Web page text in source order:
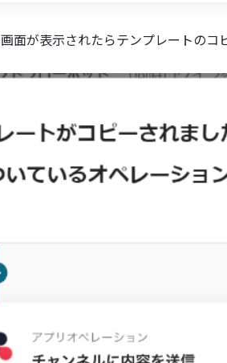
面が表示されたらテンプレートのコ